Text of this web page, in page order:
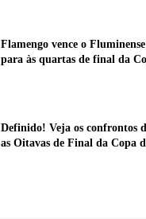
Flamengo vence o
para às quartas de final da
Definido! Veja os confrontos
as Oitavas de Final da Copa